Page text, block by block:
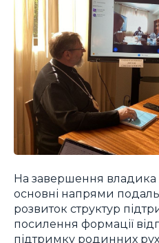
На завершення владика
основні напрями
розвиток структур
посилення формації
підтримку родинних